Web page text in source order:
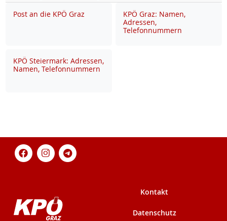
Post an die KPÖ Graz
KPÖ Graz: Namen,
Adressen,
Telefonnummern
KPÖ Steiermark: Adressen,
Namen, Telefonnummern
Kontakt
Datenschutz